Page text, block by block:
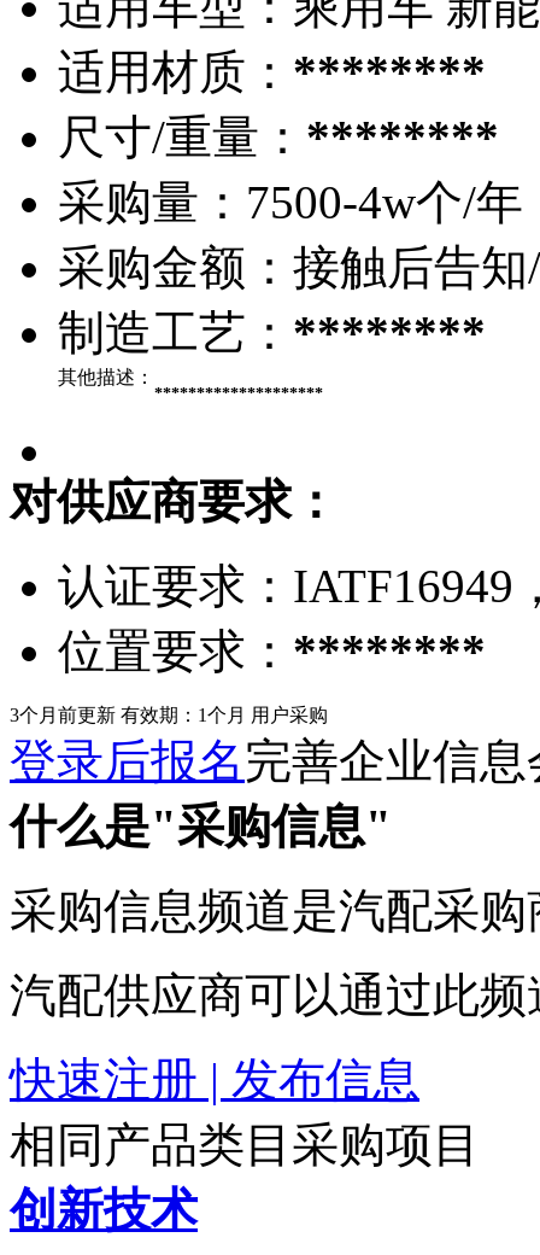
适用材质： ********
尺寸/重量： ********
采购量： 7500-4w个/年
采购金额： 接触后告知
制造工艺： ********
其他描述：
********************
对供应商要求：
认证要求： IATF16949
位置要求： ********
3个月前更新 有效期：1个月 用户采购
登录后报名完善企业信
什么是"采购信息"
采购信息频道是汽配采
汽配供应商可以通过此
快速注册 | 发布信息
相同产品类目采购项目
创新技术